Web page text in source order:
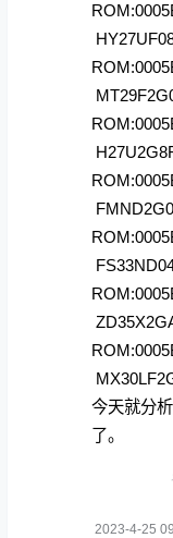
今天就分
了。
2023-4-25